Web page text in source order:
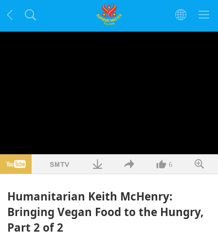
6
Humanitarian Keith McHenry:
Bringing Vegan Food to the Hungry,
Part 2 of 2